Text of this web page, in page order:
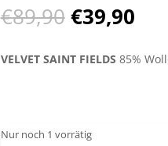
€89,90
Preis
war:
€39,90
ist:
VELVET SAINT FIELDS 85%
Nur noch 1 vorrätig